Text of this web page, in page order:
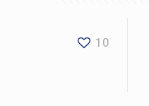
10